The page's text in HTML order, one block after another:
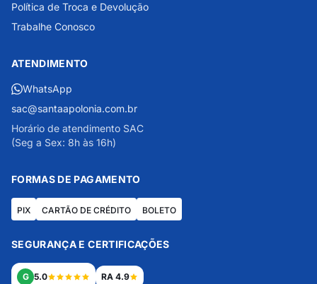
Política de Troca e Devolução
Trabalhe Conosco
ATENDIMENTO
WhatsApp
sac@santaapolonia.com.br
Horário de atendimento SAC
(Seg a Sex: 8h às 16h)
FORMAS DE PAGAMENTO
PIX CARTÃO DE CRÉDITO BOLETO
SEGURANÇA E CERTIFICAÇÕES
G 5.0 RA 4.9